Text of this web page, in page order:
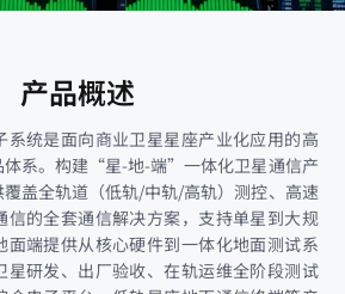
产品概述
统是面向商业卫星星座产业化应用的高
体系。构建“星-地-端”一体化卫星通信产
盖全轨道（低轨/中轨/高轨）测控、高速
信的全套通信解决方案，支持单星到大规
面端提供从核心硬件到一体化地面测试系
星研发、出厂验收、在轨运维全阶段测试